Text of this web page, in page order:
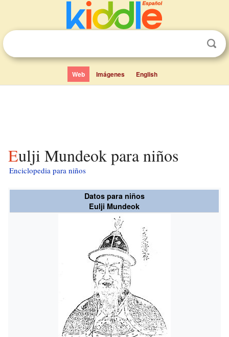
Web Imágenes English
Eulji Mundeok para niños
Enciclopedia para niños
Datos para niños
Eulji Mundeok